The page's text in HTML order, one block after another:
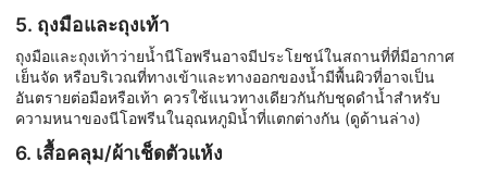
5. ถุงมือและถุงเท้า
ถุงมือและถุงเท้าว่ายน้ำนีโอพรีนอาจมีประโยชน์ในสถานที่ที่มีอากาศ
เย็นจัด หรือบริเวณที่ทางเข้าและทางออกของน้ำมีพื้นผิวที่อาจเป็น
อันตรายต่อมือหรือเท้า ควรใช้แนวทางเดียวกันกับชุดดำน้ำสำหรับ
ความหนาของนีโอพรีนในอุณหภูมิน้ำที่แตกต่างกัน (ดูด้านล่าง)
6. เสื้อคลุม/ผ้าเช็ดตัวแห้ง